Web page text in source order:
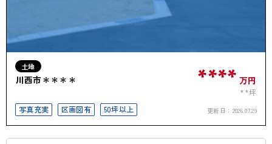
土地
川西市＊＊＊＊ **** 万円
**坪
写真充実
区画図有 50坪以上 更新日： 2026.07.29